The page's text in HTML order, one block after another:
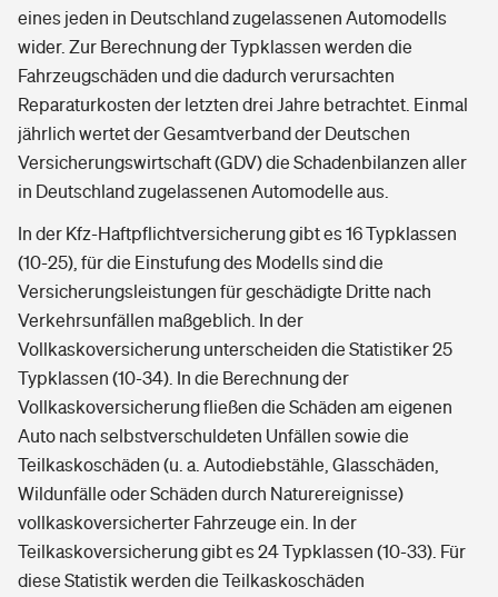
eines jeden in Deutschland zugelassenen Automodells
wider. Zur Berechnung der Typklassen werden die
Fahrzeugschäden und die dadurch verursachten
Reparaturkosten der letzten drei Jahre betrachtet. Einmal
jährlich wertet der Gesamtverband der Deutschen
Versicherungswirtschaft (GDV) die Schadenbilanzen aller
in Deutschland zugelassenen Automodelle aus.
In der Kfz-Haftpflichtversicherung gibt es 16 Typklassen
(10-25), für die Einstufung des Modells sind die
Versicherungsleistungen für geschädigte Dritte nach
Verkehrsunfällen maßgeblich. In der
Vollkaskoversicherung unterscheiden die Statistiker 25
Typklassen (10-34). In die Berechnung der
Vollkaskoversicherung fließen die Schäden am eigenen
Auto nach selbstverschuldeten Unfällen sowie die
Teilkaskoschäden (u. a. Autodiebstähle, Glasschäden,
Wildunfälle oder Schäden durch Naturereignisse)
vollkaskoversicherter Fahrzeuge ein. In der
Teilkaskoversicherung gibt es 24 Typklassen (10-33). Für
diese Statistik werden die Teilkaskoschäden